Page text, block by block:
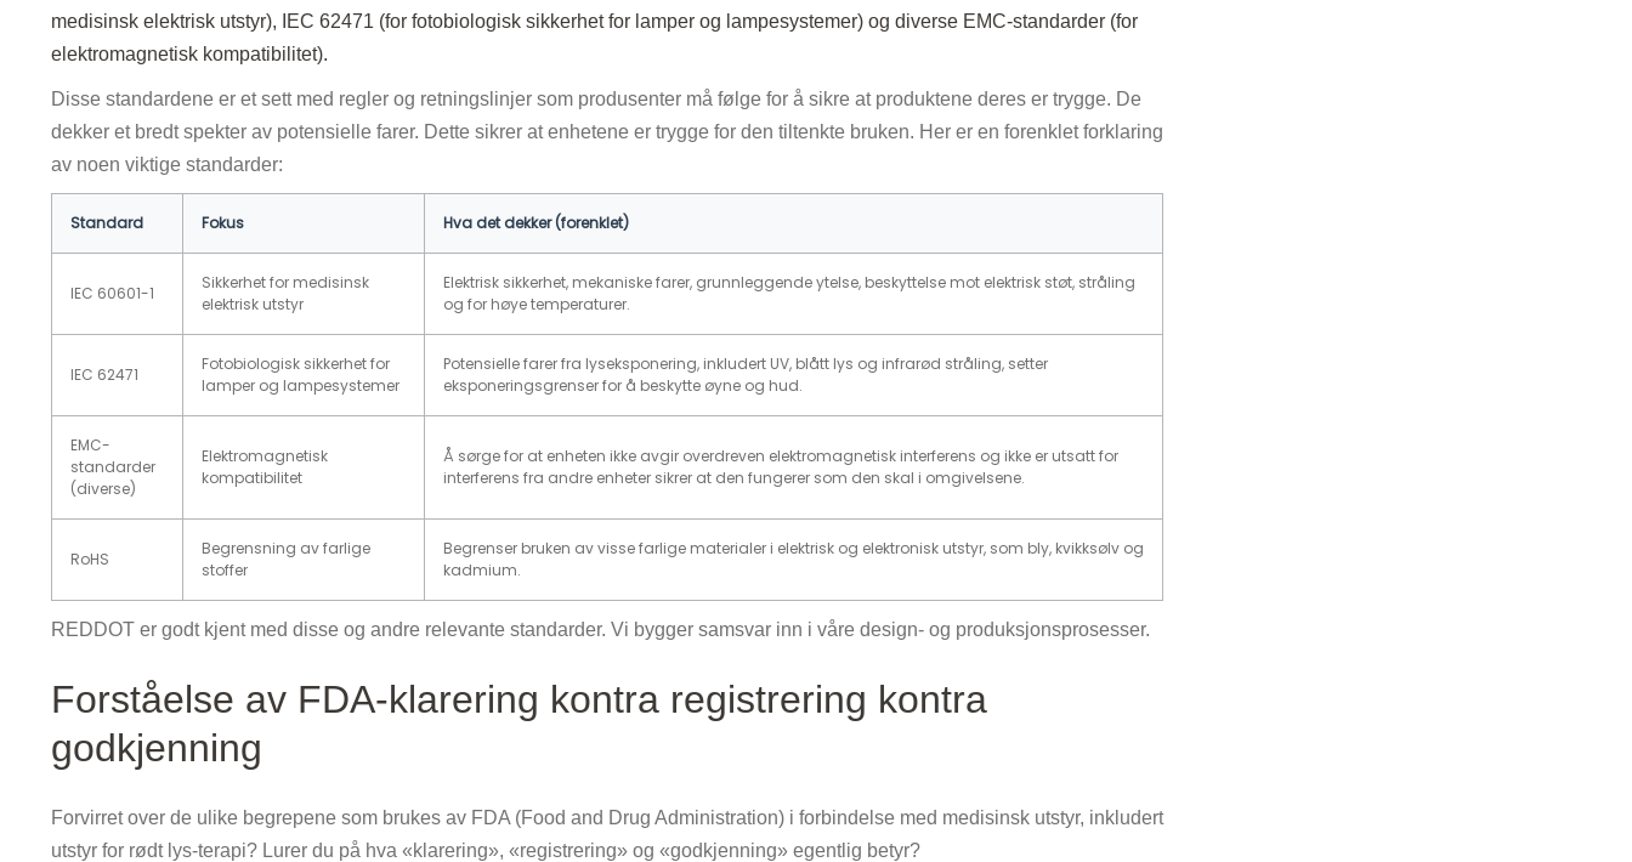
medisinsk elektrisk utstyr), IEC 62471 (for fotobiologisk sikkerhet for lamper og lampesystemer) og diverse EMC-standarder (for
elektromagnetisk kompatibilitet).
Disse standardene er et sett med regler og retningslinjer som produsenter må følge for å sikre at produktene deres er trygge. De
dekker et bredt spekter av potensielle farer. Dette sikrer at enhetene er trygge for den tiltenkte bruken. Her er en forenklet forklaring
av noen viktige standarder:
Standard Fokus Hva det dekker (forenklet)
IEC 60601-1
Sikkerhet for medisinsk
elektrisk utstyr
Elektrisk sikkerhet, mekaniske farer, grunnleggende ytelse, beskyttelse mot elektrisk støt, stråling
og for høye temperaturer.
IEC 62471
Fotobiologisk sikkerhet for
lamper og lampesystemer
Potensielle farer fra lyseksponering, inkludert UV, blått lys og infrarød stråling, setter
eksponeringsgrenser for å beskytte øyne og hud.
EMC-
standarder
(diverse)
Elektromagnetisk
kompatibilitet
Å sørge for at enheten ikke avgir overdreven elektromagnetisk interferens og ikke er utsatt for
interferens fra andre enheter sikrer at den fungerer som den skal i omgivelsene.
RoHS
Begrensning av farlige
stoffer
Begrenser bruken av visse farlige materialer i elektrisk og elektronisk utstyr, som bly, kvikksølv og
kadmium.
REDDOT er godt kjent med disse og andre relevante standarder. Vi bygger samsvar inn i våre design- og produksjonsprosesser.
Forståelse av FDA-klarering kontra registrering kontra
godkjenning
Forvirret over de ulike begrepene som brukes av FDA (Food and Drug Administration) i forbindelse med medisinsk utstyr, inkludert
utstyr for rødt lys-terapi? Lurer du på hva «klarering», «registrering» og «godkjenning» egentlig betyr?